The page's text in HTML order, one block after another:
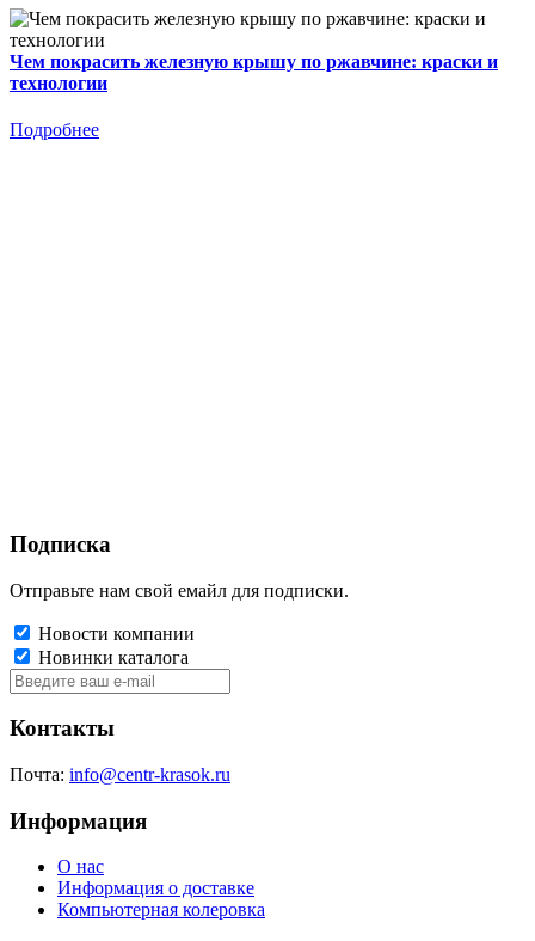
Чем покрасить железную крышу по ржавчине: краски и
технологии
Подробнее
Подписка
Отправьте нам свой емайл для подписки.
Новости компании
Новинки каталога
Контакты
Почта: info@centr-krasok.ru
Информация
О нас
Информация о доставке
Компьютерная колеровка